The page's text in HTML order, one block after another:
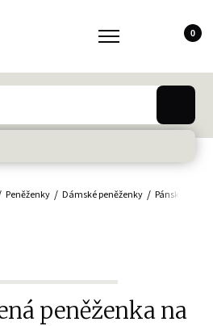
0
Peněženky Dámské peněženky Pánské
peněženka na